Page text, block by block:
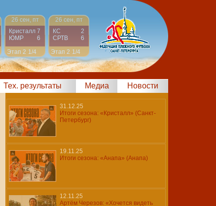
26 сен, пт
Кристалл 7
ЮМР
6
Этап 2 1/4
26 сен, пт
КС
2
СРТВ
6
Этап 2 1/4
Тех. результаты Медиа Новости
31.12.25
Итоги сезона: «Кристалл» (Санкт-
Петербург)
19.11.25
Итоги сезона: «Анапа» (Анапа)
12.11.25
Артём Черезов: «Хочется видеть